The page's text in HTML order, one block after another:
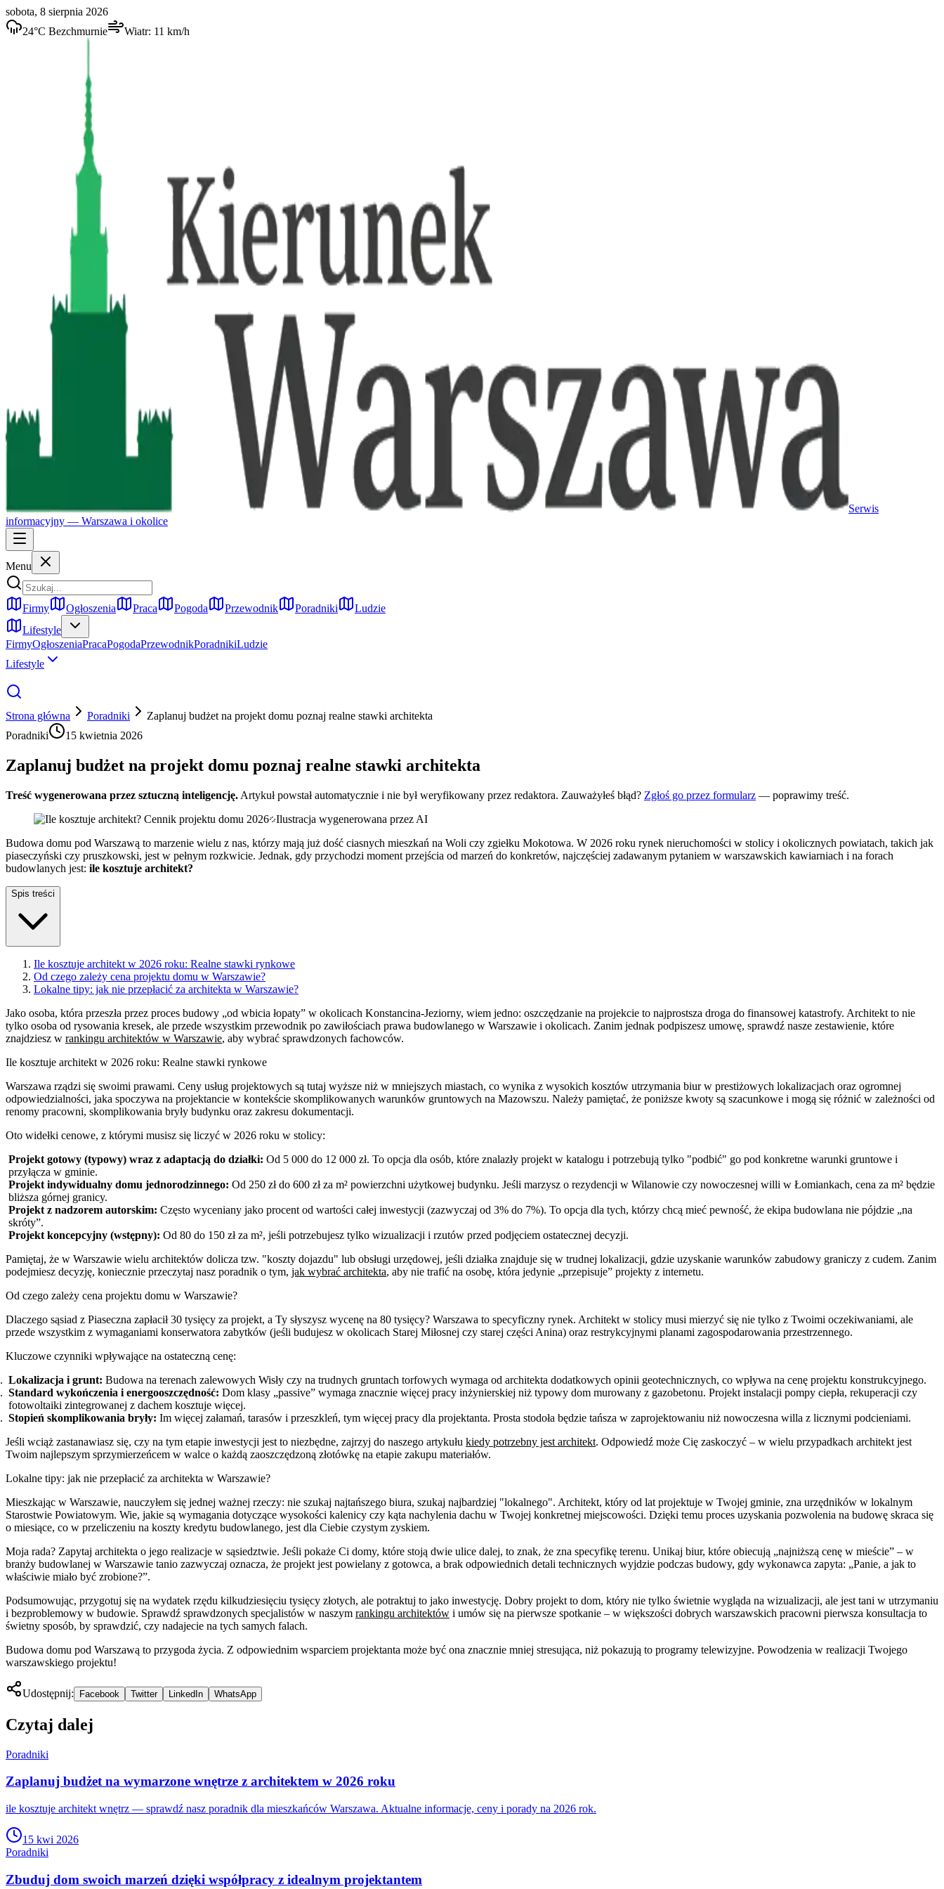
sobota, 8 sierpnia 2026
24°C Bezchmurnie Wiatr: 11 km/h
Serwis
informacyjny — Warszawa i okolice
Menu
Firmy Ogłoszenia Praca Pogoda Przewodnik Poradniki
Ludzie
Lifestyle
FirmyOgłoszeniaPracaPogodaPrzewodnikPoradnikiLudzie
Lifestyle
Strona główna Poradniki
Zaplanuj budżet na projekt domu poznaj realne stawki architekta
Poradniki
15 kwietnia 2026
Zaplanuj budżet na projekt domu poznaj realne stawki architekta
Treść wygenerowana przez sztuczną inteligencję. Artykuł powstał automatycznie i nie był weryfikowany przez redaktora. Zauważyłeś błąd? Zgłoś go przez formularz — poprawimy treść.
Ilustracja wygenerowana przez AI
Budowa domu pod Warszawą to marzenie wielu z nas, którzy mają już dość ciasnych mieszkań na Woli czy zgiełku Mokotowa. W 2026 roku rynek nieruchomości w stolicy i okolicznych powiatach, takich jak
piaseczyński czy pruszkowski, jest w pełnym rozkwicie. Jednak, gdy przychodzi moment przejścia od marzeń do konkretów, najczęściej zadawanym pytaniem w warszawskich kawiarniach i na forach
budowlanych jest: ile kosztuje architekt?
Spis treści
Ile kosztuje architekt w 2026 roku: Realne stawki rynkowe
Od czego zależy cena projektu domu w Warszawie?
Lokalne tipy: jak nie przepłacić za architekta w Warszawie?
Jako osoba, która przeszła przez proces budowy „od wbicia łopaty” w okolicach Konstancina-Jeziorny, wiem jedno: oszczędzanie na projekcie to najprostsza droga do finansowej katastrofy. Architekt to nie
tylko osoba od rysowania kresek, ale przede wszystkim przewodnik po zawiłościach prawa budowlanego w Warszawie i okolicach. Zanim jednak podpiszesz umowę, sprawdź nasze zestawienie, które
znajdziesz w rankingu architektów w Warszawie, aby wybrać sprawdzonych fachowców.
Ile kosztuje architekt w 2026 roku: Realne stawki rynkowe
Warszawa rządzi się swoimi prawami. Ceny usług projektowych są tutaj wyższe niż w mniejszych miastach, co wynika z wysokich kosztów utrzymania biur w prestiżowych lokalizacjach oraz ogromnej
odpowiedzialności, jaka spoczywa na projektancie w kontekście skomplikowanych warunków gruntowych na Mazowszu. Należy pamiętać, że poniższe kwoty są szacunkowe i mogą się różnić w zależności od
renomy pracowni, skomplikowania bryły budynku oraz zakresu dokumentacji.
Oto widełki cenowe, z którymi musisz się liczyć w 2026 roku w stolicy:
Projekt gotowy (typowy) wraz z adaptacją do działki: Od 5 000 do 12 000 zł. To opcja dla osób, które znalazły projekt w katalogu i potrzebują tylko "podbić" go pod konkretne warunki gruntowe i
przyłącza w gminie.
Projekt indywidualny domu jednorodzinnego: Od 250 zł do 600 zł za m² powierzchni użytkowej budynku. Jeśli marzysz o rezydencji w Wilanowie czy nowoczesnej willi w Łomiankach, cena za m² będzie
bliższa górnej granicy.
Projekt z nadzorem autorskim: Często wyceniany jako procent od wartości całej inwestycji (zazwyczaj od 3% do 7%). To opcja dla tych, którzy chcą mieć pewność, że ekipa budowlana nie pójdzie „na
skróty”.
Projekt koncepcyjny (wstępny): Od 80 do 150 zł za m², jeśli potrzebujesz tylko wizualizacji i rzutów przed podjęciem ostatecznej decyzji.
Pamiętaj, że w Warszawie wielu architektów dolicza tzw. "koszty dojazdu" lub obsługi urzędowej, jeśli działka znajduje się w trudnej lokalizacji, gdzie uzyskanie warunków zabudowy graniczy z cudem. Zanim
podejmiesz decyzję, koniecznie przeczytaj nasz poradnik o tym, jak wybrać architekta, aby nie trafić na osobę, która jedynie „przepisuje” projekty z internetu.
Od czego zależy cena projektu domu w Warszawie?
Dlaczego sąsiad z Piaseczna zapłacił 30 tysięcy za projekt, a Ty słyszysz wycenę na 80 tysięcy? Warszawa to specyficzny rynek. Architekt w stolicy musi mierzyć się nie tylko z Twoimi oczekiwaniami, ale
przede wszystkim z wymaganiami konserwatora zabytków (jeśli budujesz w okolicach Starej Miłosnej czy starej części Anina) oraz restrykcyjnymi planami zagospodarowania przestrzennego.
Kluczowe czynniki wpływające na ostateczną cenę:
Lokalizacja i grunt: Budowa na terenach zalewowych Wisły czy na trudnych gruntach torfowych wymaga od architekta dodatkowych opinii geotechnicznych, co wpływa na cenę projektu konstrukcyjnego.
Standard wykończenia i energooszczędność: Dom klasy „passive” wymaga znacznie więcej pracy inżynierskiej niż typowy dom murowany z gazobetonu. Projekt instalacji pompy ciepła, rekuperacji czy
fotowoltaiki zintegrowanej z dachem kosztuje więcej.
Stopień skomplikowania bryły: Im więcej załamań, tarasów i przeszkleń, tym więcej pracy dla projektanta. Prosta stodoła będzie tańsza w zaprojektowaniu niż nowoczesna willa z licznymi podcieniami.
Jeśli wciąż zastanawiasz się, czy na tym etapie inwestycji jest to niezbędne, zajrzyj do naszego artykułu kiedy potrzebny jest architekt. Odpowiedź może Cię zaskoczyć – w wielu przypadkach architekt jest
Twoim najlepszym sprzymierzeńcem w walce o każdą zaoszczędzoną złotówkę na etapie zakupu materiałów.
Lokalne tipy: jak nie przepłacić za architekta w Warszawie?
Mieszkając w Warszawie, nauczyłem się jednej ważnej rzeczy: nie szukaj najtańszego biura, szukaj najbardziej "lokalnego". Architekt, który od lat projektuje w Twojej gminie, zna urzędników w lokalnym
Starostwie Powiatowym. Wie, jakie są wymagania dotyczące wysokości kalenicy czy kąta nachylenia dachu w Twojej konkretnej miejscowości. Dzięki temu proces uzyskania pozwolenia na budowę skraca się
o miesiące, co w przeliczeniu na koszty kredytu budowlanego, jest dla Ciebie czystym zyskiem.
Moja rada? Zapytaj architekta o jego realizacje w sąsiedztwie. Jeśli pokaże Ci domy, które stoją dwie ulice dalej, to znak, że zna specyfikę terenu. Unikaj biur, które obiecują „najniższą cenę w mieście” – w
branży budowlanej w Warszawie tanio zazwyczaj oznacza, że projekt jest powielany z gotowca, a brak odpowiednich detali technicznych wyjdzie podczas budowy, gdy wykonawca zapyta: „Panie, a jak to
właściwie miało być zrobione?”.
Podsumowując, przygotuj się na wydatek rzędu kilkudziesięciu tysięcy złotych, ale potraktuj to jako inwestycję. Dobry projekt to dom, który nie tylko świetnie wygląda na wizualizacji, ale jest tani w utrzymaniu
i bezproblemowy w budowie. Sprawdź sprawdzonych specjalistów w naszym rankingu architektów i umów się na pierwsze spotkanie – w większości dobrych warszawskich pracowni pierwsza konsultacja to
świetny sposób, by sprawdzić, czy nadajecie na tych samych falach.
Budowa domu pod Warszawą to przygoda życia. Z odpowiednim wsparciem projektanta może być ona znacznie mniej stresująca, niż pokazują to programy telewizyjne. Powodzenia w realizacji Twojego
warszawskiego projektu!
Udostępnij: Facebook Twitter LinkedIn WhatsApp
Czytaj dalej
Poradniki
Zaplanuj budżet na wymarzone wnętrze z architektem w 2026 roku
ile kosztuje architekt wnętrz — sprawdź nasz poradnik dla mieszkańców Warszawa. Aktualne informacje, ceny i porady na 2026 rok.
15 kwi 2026
Poradniki
Zbuduj dom swoich marzeń dzięki współpracy z idealnym projektantem